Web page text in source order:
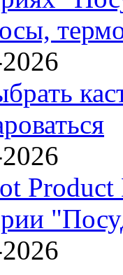
Product